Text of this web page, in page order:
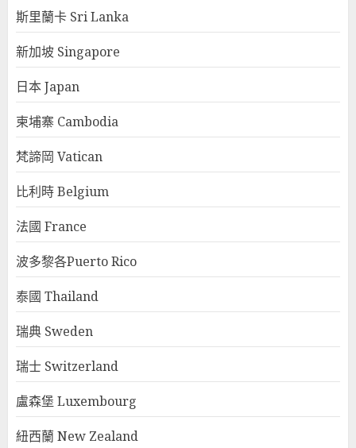
斯里蘭卡 Sri Lanka
新加坡 Singapore
日本 Japan
柬埔寨 Cambodia
梵諦岡 Vatican
比利時 Belgium
法國 France
波多黎各Puerto Rico
泰國 Thailand
瑞典 Sweden
瑞士 Switzerland
盧森堡 Luxembourg
紐西蘭 New Zealand